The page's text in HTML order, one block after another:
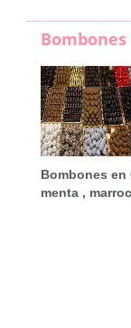
Bombones
Bombones
menta ,